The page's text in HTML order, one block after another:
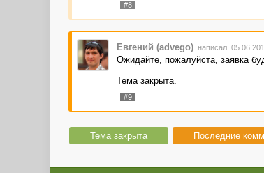
#8
Евгений (advego) написал
Ожидайте, пожалуйста, заявка
Тема закрыта.
#9
Тема закрыта Последние